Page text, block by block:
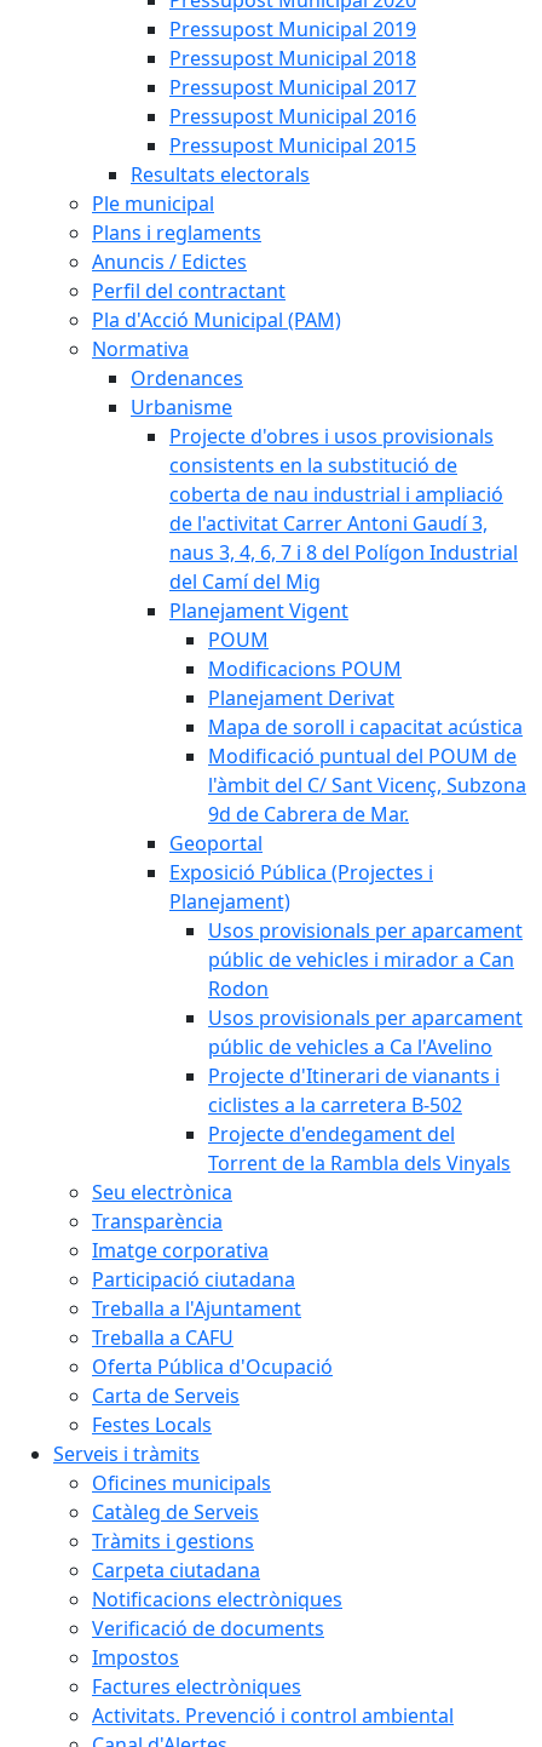
Pressupost Municipal 2019
Pressupost Municipal 2018
Pressupost Municipal 2017
Pressupost Municipal 2016
Pressupost Municipal 2015
Resultats electorals
Ple municipal
Plans i reglaments
Anuncis / Edictes
Perfil del contractant
Pla d'Acció Municipal (PAM)
Normativa
Ordenances
Urbanisme
Projecte d'obres i usos provisionals
consistents en la substitució de
coberta de nau industrial i ampliació
de l'activitat Carrer Antoni Gaudí 3,
naus 3, 4, 6, 7 i 8 del Polígon Industrial
del Camí del Mig
Planejament Vigent
POUM
Modificacions POUM
Planejament Derivat
Mapa de soroll i capacitat acústica
Modificació puntual del POUM de
l'àmbit del C/ Sant Vicenç, Subzona
9d de Cabrera de Mar.
Geoportal
Exposició Pública (Projectes i
Planejament)
Usos provisionals per aparcament
públic de vehicles i mirador a Can
Rodon
Usos provisionals per aparcament
públic de vehicles a Ca l'Avelino
Projecte d'Itinerari de vianants i
ciclistes a la carretera B-502
Projecte d'endegament del
Torrent de la Rambla dels Vinyals
Seu electrònica
Transparència
Imatge corporativa
Participació ciutadana
Treballa a l'Ajuntament
Treballa a CAFU
Oferta Pública d'Ocupació
Carta de Serveis
Festes Locals
Serveis i tràmits
Oficines municipals
Catàleg de Serveis
Tràmits i gestions
Carpeta ciutadana
Notificacions electròniques
Verificació de documents
Impostos
Factures electròniques
Activitats. Prevenció i control ambiental